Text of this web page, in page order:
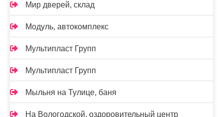
Мир дверей, склад
Модуль, автокомплекс
Мультипласт Групп
Мультипласт Групп
Мыльня на Тулице, баня
На Вологодской, оздоровительный центр